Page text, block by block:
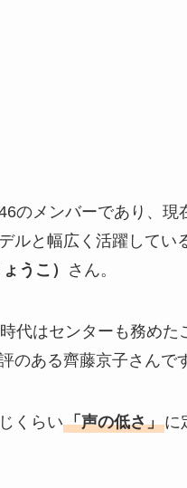
のメンバーであり、現
ルと幅広く活躍してい
うこ）
さん。
代はセンターも務めた
のある齊藤京子さんで
くらい「声の低さ」に